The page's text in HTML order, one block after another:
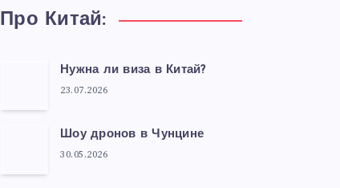
Про Китай:
Нужна ли виза в Китай?
23.07.2026
Шоу дронов в Чунцине
30.05.2026